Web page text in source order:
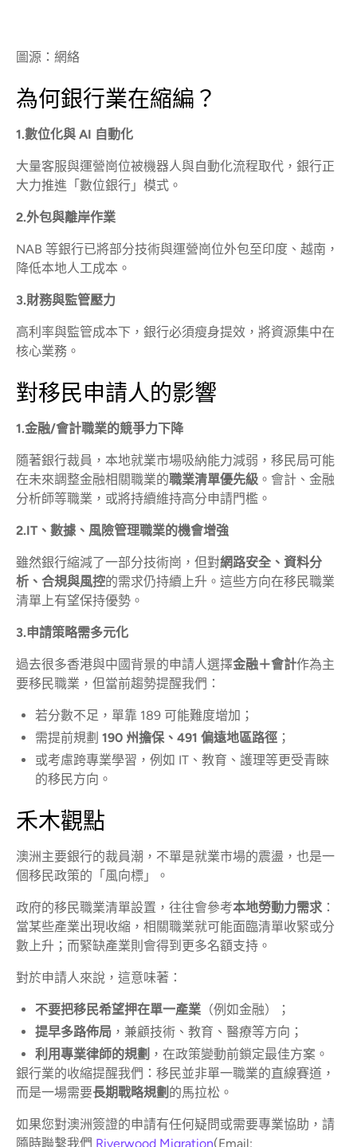
圖源：網絡
為何銀行業在縮編？
1.數位化與 AI 自動化
大量客服與運營崗位被機器人與自動化流程取代，銀行正
大力推進「數位銀行」模式。
2.外包與離岸作業
NAB 等銀行已將部分技術與運營崗位外包至印度、越南，
降低本地人工成本。
3.財務與監管壓力
高利率與監管成本下，銀行必須瘦身提效，將資源集中在
核心業務。
對移民申請人的影響
1.金融/會計職業的競爭力下降
隨著銀行裁員，本地就業市場吸納能力減弱，移民局可能
在未來調整金融相關職業的職業清單優先級 。會計、金融
分析師等職業，或將持續維持高分申請門檻。
2.IT、數據、風險管理職業的機會增強
雖然銀行縮減了一部分技術崗，但對網路安全、資料分
析、合規與風控的需求仍持續上升。這些方向在移民職業
清單上有望保持優勢。
3.申請策略需多元化
過去很多香港與中國背景的申請人選擇金融＋會計作為主
要移民職業，但當前趨勢提醒我們：
若分數不足，單靠 189 可能難度增加；
需提前規劃 190 州擔保、491 偏遠地區路徑 ；
或考慮跨專業學習，例如 IT、教育、護理等更受青睞
的移民方向。
禾木觀點
澳洲主要銀行的裁員潮，不單是就業市場的震盪，也是一
個移民政策的「風向標」。
政府的移民職業清單設置，往往會參考本地勞動力需求 ：
當某些產業出現收縮，相關職業就可能面臨清單收緊或分
數上升；而緊缺產業則會得到更多名額支持。
對於申請人來說，這意味著：
不要把移民希望押在單一產業 （例如金融）；
提早多路佈局 ，兼顧技術、教育、醫療等方向；
利用專業律師的規劃 ，在政策變動前鎖定最佳方案。
銀行業的收縮提醒我們：移民並非單一職業的直線賽道，
而是一場需要長期戰略規劃 的馬拉松。
如果您對澳洲簽證的申請有任何疑問或需要專業協助，請
隨時聯繫我們 Riverwood Migration(Email: